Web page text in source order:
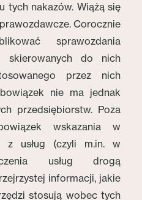
tych nakazów. Wiążą się
Corocznie
sprawozdania
skierowanych do nich
przez nich
nie ma jednak
przedsiębiorstw. Poza
wskazania w
z usług (czyli m.in. w
usług drogą
informacji, jakie
stosują wobec tych